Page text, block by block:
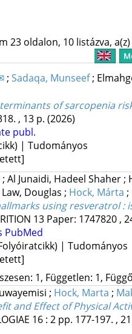
23 oldalon, 10 listázva,
; Sadaqa, Munseef;
of sarcopenia
, 13 p. (2026)
publ.
| Tudományos
; Al Junaidi, Hadeel Shaher ;
Law, Douglas ; Hock, Márta ;
using resveratrol
13 Paper: 1747820 ,
PubMed
| Tudományos
1, Független: 1,
; Hock, Marta ;
and Effect of Physical
16: 2 pp. 177-197. ,